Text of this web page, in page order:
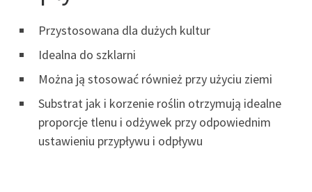
Przystosowana dla dużych kultur
Idealna do szklarni
Można ją stosować również przy użyciu ziemi
Substrat jak i korzenie roślin otrzymują idealne
proporcje tlenu i odżywek przy odpowiednim
ustawieniu przypływu i odpływu